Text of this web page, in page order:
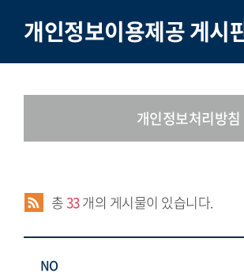
개인정보이용제공 게시
개인정보처리방침
총33개의 게시물이 있습니다.
NO